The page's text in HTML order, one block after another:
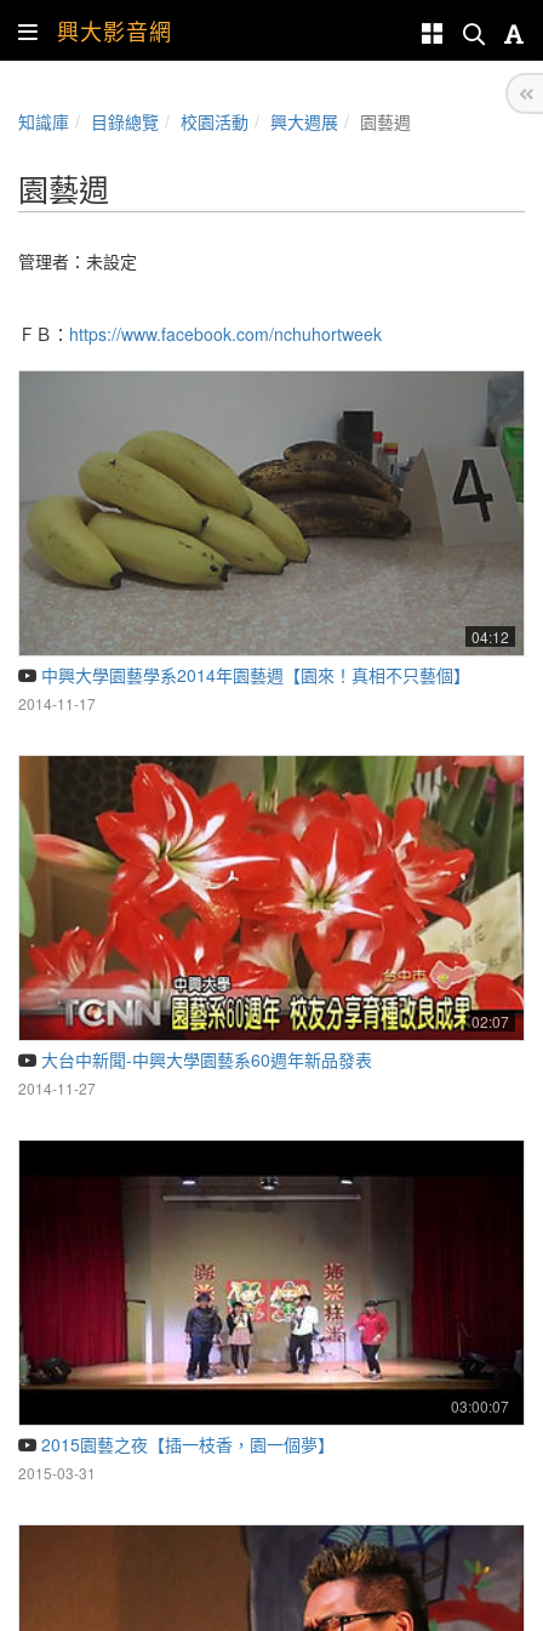
興大影音網
知識庫 目錄總覽 校園活動 興大週展 園藝週
園藝週
管理者：未設定
ＦＢ： https://www.facebook.com/nchuhortweek
04:12
中興大學園藝學系2014年園藝週【園來！真相不只藝個】
2014-11-17
02:07
大台中新聞-中興大學園藝系60週年新品發表
2014-11-27
03:00:07
2015園藝之夜【插一枝香，園一個夢】
2015-03-31